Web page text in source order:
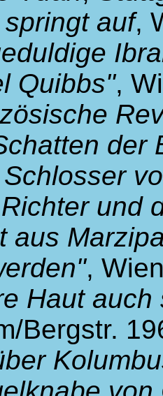
auf,
Quibbs",
der
und
aus
,
Haut auch
Bergstr.